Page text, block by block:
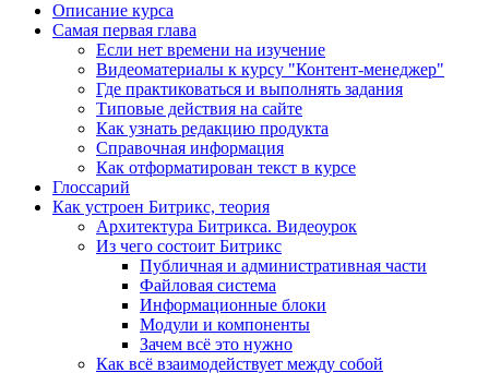
Описание курса
Самая первая глава
Если нет времени на изучение
Видеоматериалы к курсу "Контент-менеджер"
Где практиковаться и выполнять задания
Типовые действия на сайте
Как узнать редакцию продукта
Справочная информация
Как отформатирован текст в курсе
Глоссарий
Как устроен Битрикс, теория
Архитектура Битрикса. Видеоурок
Из чего состоит Битрикс
Публичная и административная части
Файловая система
Информационные блоки
Модули и компоненты
Зачем всё это нужно
Как всё взаимодействует между собой